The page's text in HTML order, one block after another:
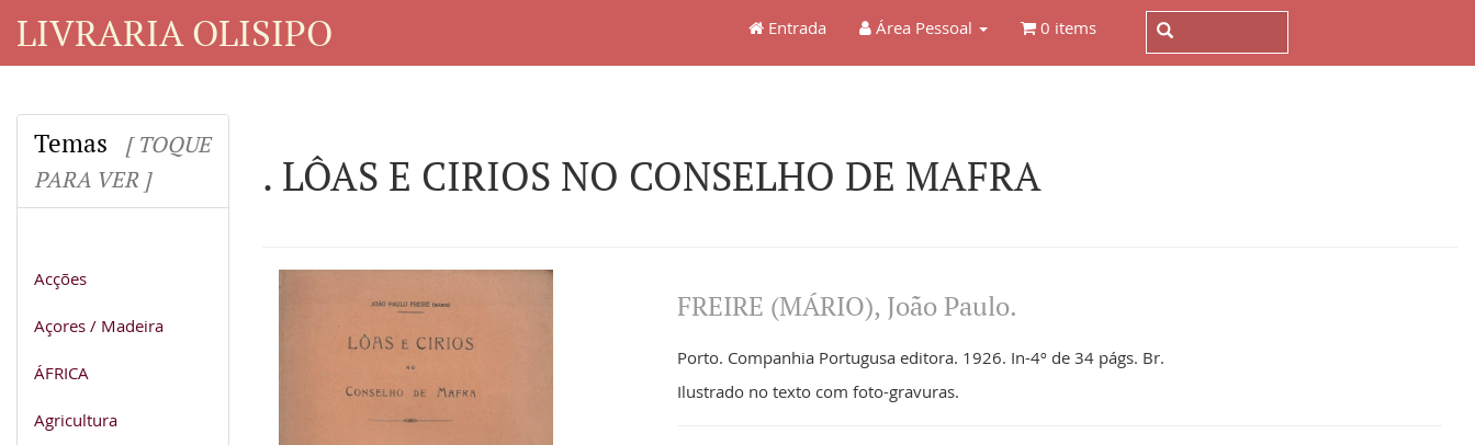
LIVRARIA OLISIPO Entrada Área Pessoal 0 items
Temas
[ TOQUE
PARA VER ]
Acções
Açores / Madeira
ÁFRICA
Agricultura
. LÔAS E CIRIOS NO CONSELHO DE MAFRA
FREIRE (MÁRIO), João Paulo.
Porto. Companhia Portugusa editora. 1926. In-4º de 34 págs. Br.
Ilustrado no texto com foto-gravuras.